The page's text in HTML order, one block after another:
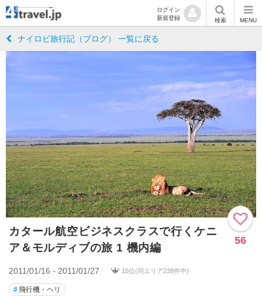
ログイン
新規登録
検索 MENU
ナイロビ旅行記（ブログ） 一覧に戻る
カタール航空ビジネスクラスで行くケニ
ア＆モルディブの旅 1 機内編
56
2011/01/16 - 2011/01/27 15位(同エリア238件中)
#飛行機・ヘリ